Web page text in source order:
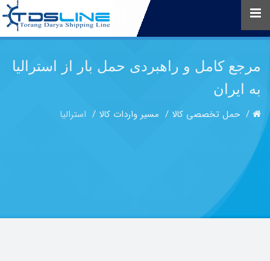
مرجع کامل و راهبردی حمل بار از استرالیا
به ایران
حمل تخصصی کالا مسیر واردات کالا استرالیا